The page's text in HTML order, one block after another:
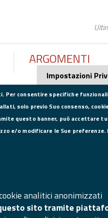
ARGOMENTI
PER LA FATTURAZIONE
Impostazioni
Per consentire specifiche
solo previo Suo consenso,
questo banner, può accettare
e/o modificare le Sue preferenze.
analitici anonimizzati
sito tramite